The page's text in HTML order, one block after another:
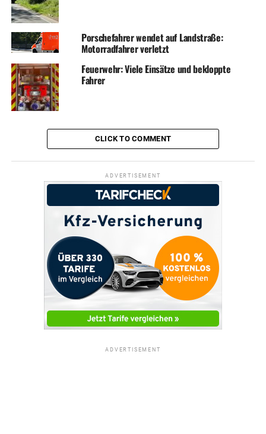
Porschefahrer wendet auf Landstraße:
Motorradfahrer verletzt
Feuerwehr: Viele Einsätze und bekloppte
Fahrer
CLICK TO COMMENT
ADVERTISEMENT
ADVERTISEMENT